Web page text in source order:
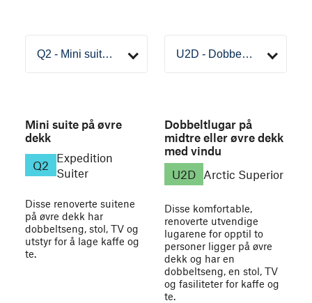
Mini suite på øvre
dekk
Q2
Expedition
Suiter
Disse renoverte suitene
på øvre dekk har
dobbeltseng, stol, TV og
utstyr for å lage kaffe og
te.
Dobbeltlugar på
midtre eller øvre dekk
med vindu
U2D Arctic Superior
Disse komfortable,
renoverte utvendige
lugarene for opptil to
personer ligger på øvre
dekk og har en
dobbeltseng, en stol, TV
og fasiliteter for kaffe og
te.